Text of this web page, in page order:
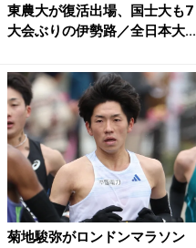
東農大が復活出場、国士大も7
大会ぶりの伊勢路／全日本大...
菊地駿弥がロンドンマラソン